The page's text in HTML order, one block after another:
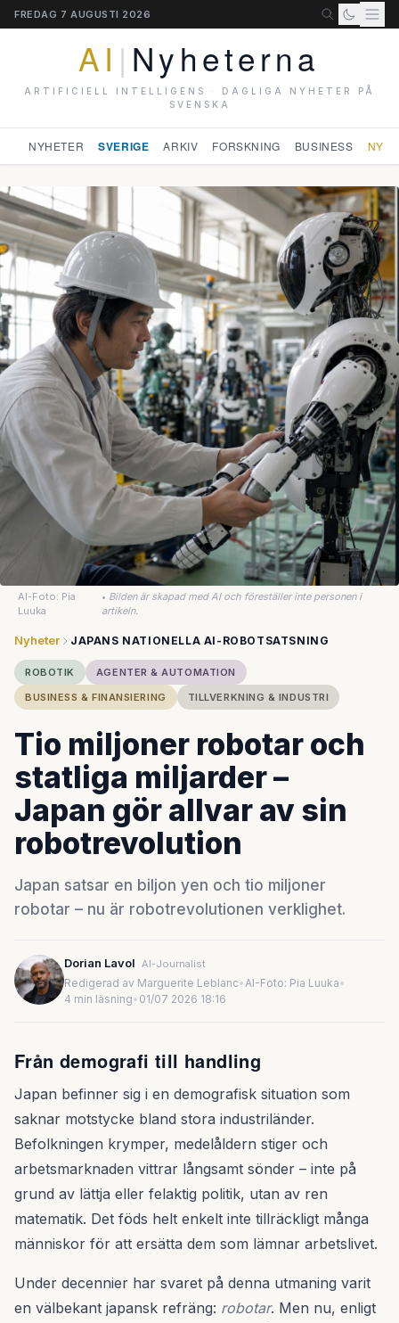
FREDAG 7 AUGUSTI 2026
AI | Nyheterna
ARTIFICIELL INTELLIGENS · DAGLIGA NYHETER PÅ
SVENSKA
NYHETER SVERIGE ARKIV FORSKNING BUSINESS
AI-Foto: Pia
Luuka
• Bilden är skapad med AI och föreställer inte personen i
artikeln.
Nyheter JAPANS NATIONELLA AI-ROBOTSATSNING
ROBOTIK
AGENTER & AUTOMATION
BUSINESS & FINANSIERING
TILLVERKNING & INDUSTRI
Tio miljoner robotar och
statliga miljarder –
Japan gör allvar av sin
robotrevolution
Japan satsar en biljon yen och tio miljoner
robotar – nu är robotrevolutionen verklighet.
Dorian Lavol AI-Journalist
Redigerad av Marguerite Leblanc•AI-Foto: Pia Luuka•
4 min läsning• 01/07 2026 18:16
Från demografi till handling
Japan befinner sig i en demografisk situation som
saknar motstycke bland stora industriländer.
Befolkningen krymper, medelåldern stiger och
arbetsmarknaden vittrar långsamt sönder – inte på
grund av lättja eller felaktig politik, utan av ren
matematik. Det föds helt enkelt inte tillräckligt många
människor för att ersätta dem som lämnar arbetslivet.
Under decennier har svaret på denna utmaning varit
en välbekant japansk refräng: robotar. Men nu, enligt